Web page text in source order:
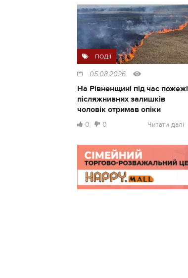
ПОДІЇ
05.08.2026
На Рівненщині під час пожежі
післяжнивних залишків
чоловік отримав опіки
0 0 Читати далі